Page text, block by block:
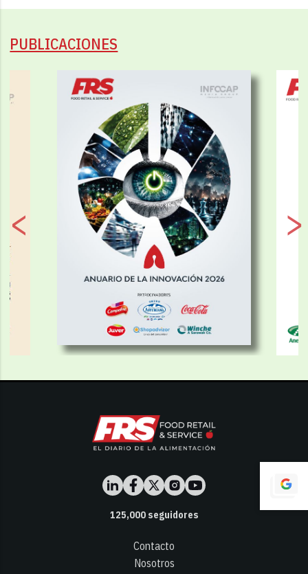
PUBLICACIONES
125,000seguidores
Contacto
Nosotros